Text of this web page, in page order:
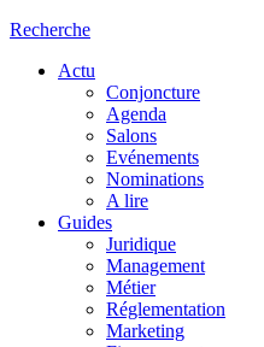
Recherche
Actu
Conjoncture
Agenda
Salons
Evénements
Nominations
A lire
Guides
Juridique
Management
Métier
Réglementation
Marketing